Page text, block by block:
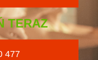
TERAZ
477